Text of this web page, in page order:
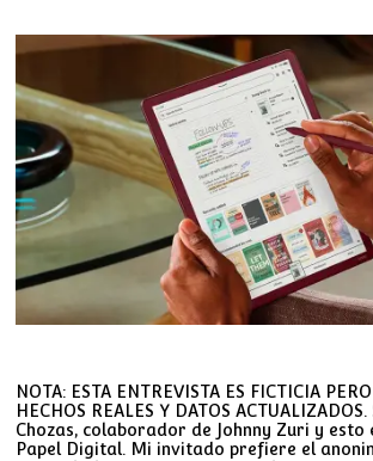
NOTA: ESTA ENTREVISTA ES FICTICIA
HECHOS REALES Y DATOS
Chozas, colaborador de Johnny Zuri y esto
Papel Digital. Mi invitado prefiere el